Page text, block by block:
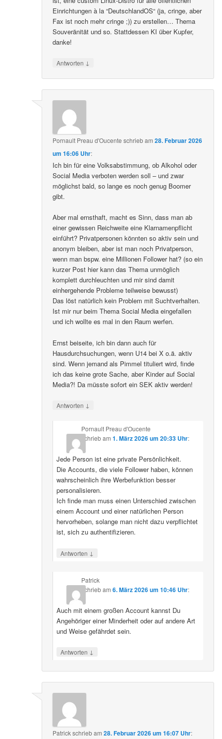
Einrichtungen à la “DeutschlandOS“ (ja, cringe, aber
Fax ist noch mehr cringe ;)) zu erstellen… Thema
Souveränität und so. Stattdessen KI über Kupfer,
danke!
Antworten ↓
Pornault Preau d'Oucente schriebam28. Februar 2026
um 16:06 Uhr:
Ich bin für eine Volksabstimmung, ob Alkohol oder
Social Media verboten werden soll – und zwar
möglichst bald, so lange es noch genug Boomer
gibt.
Aber mal ernsthaft, macht es Sinn, dass man ab
einer gewissen Reichweite eine Klarnamenpflicht
einführt? Privatpersonen könnten so aktiv sein und
anonym bleiben, aber ist man noch Privatperson,
wenn man bspw. eine Millionen Follower hat? (so ein
kurzer Post hier kann das Thema unmöglich
komplett durchleuchten und mir sind damit
einhergehende Probleme teilweise bewusst)
Das löst natürlich kein Problem mit Suchtverhalten.
Ist mir nur beim Thema Social Media eingefallen
und ich wollte es mal in den Raum werfen.
Ernst beiseite, ich bin dann auch für
Hausdurchsuchungen, wenn U14 bei X o.ä. aktiv
sind. Wenn jemand als Pimmel tituliert wird, finde
ich das keine grote Sache, aber Kinder auf Social
Media?! Da müsste sofort ein SEK aktiv werden!
Antworten ↓
Pornault Preau d'Oucente
schriebam 1. März 2026 um 20:33 Uhr:
Jede Person ist eine private Persönlichkeit.
Die Accounts, die viele Follower haben, können
wahrscheinlich ihre Werbefunktion besser
personalisieren.
Ich finde man muss einen Unterschied zwischen
einem Account und einer natürlichen Person
hervorheben, solange man nicht dazu verpflichtet
ist, sich zu authentifizieren.
Antworten ↓
Patrick
schriebam 6. März 2026 um 10:46 Uhr:
Auch mit einem großen Account kannst Du
Angehöriger einer Minderheit oder auf andere Art
und Weise gefährdet sein.
Antworten ↓
Patrickschriebam28. Februar 2026 um 16:07 Uhr: